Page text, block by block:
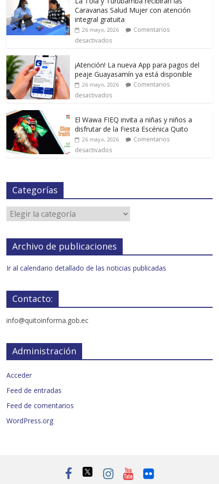
Caravanas Salud Mujer con atención
integral gratuita
26 mayo, 2026
Comentarios
desactivados
¡Atención! La nueva App para pagos del
peaje Guayasamín ya está disponible
26 mayo, 2026
Comentarios
desactivados
El Wawa FIEQ invita a niñas y niños a
disfrutar de la Fiesta Escénica Quito
26 mayo, 2026
Comentarios
desactivados
Categorías
Archivo de publicaciones
Ir al calendario detallado de las noticias publicadas
Contacto:
info@quitoinforma.gob.ec
Administración
Acceder
Feed de entradas
Feed de comentarios
WordPress.org